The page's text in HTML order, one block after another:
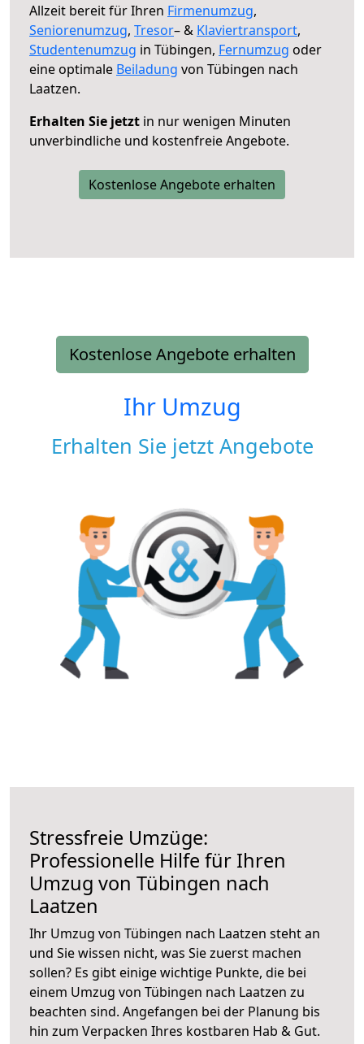
Allzeit bereit für Ihren Firmenumzug,
Seniorenumzug, Tresor– & Klaviertransport,
Studentenumzug in Tübingen, Fernumzug oder
eine optimale Beiladung von Tübingen nach
Laatzen.
Erhalten Sie jetzt in nur wenigen Minuten
unverbindliche und kostenfreie Angebote.
Kostenlose Angebote erhalten
Kostenlose Angebote erhalten
Ihr Umzug
Erhalten Sie jetzt Angebote
Stressfreie Umzüge:
Professionelle Hilfe für Ihren
Umzug von Tübingen nach
Laatzen
Ihr Umzug von Tübingen nach Laatzen steht an
und Sie wissen nicht, was Sie zuerst machen
sollen? Es gibt einige wichtige Punkte, die bei
einem Umzug von Tübingen nach Laatzen zu
beachten sind. Angefangen bei der Planung bis
hin zum Verpacken Ihres kostbaren Hab & Gut.